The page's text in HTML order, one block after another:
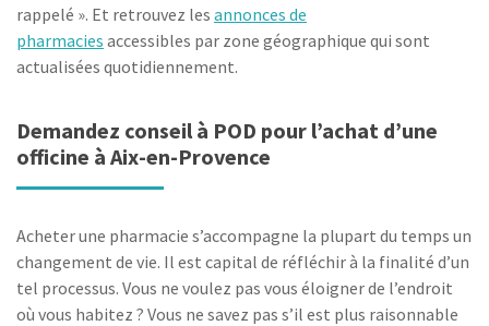
rappelé ». Et retrouvez les annonces de
pharmacies accessibles par zone géographique qui sont
actualisées quotidiennement.
Demandez conseil à POD pour l’achat d’une
officine à Aix-en-Provence
Acheter une pharmacie s’accompagne la plupart du temps un
changement de vie. Il est capital de réfléchir à la finalité d’un
tel processus. Vous ne voulez pas vous éloigner de l’endroit
où vous habitez ? Vous ne savez pas s’il est plus raisonnable